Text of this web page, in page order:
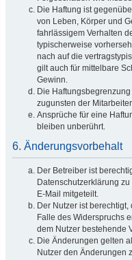
Die Haftung ist
von Leben, Körper und
fahrlässigem Verhalten
typischerweise
nach auf die
gilt auch für mittelbare
Gewinn.
Die
zugunsten der
Ansprüche für eine
bleiben unberührt.
6. Änderungsvorbehalt
Der Betreiber ist
Datenschutzerklärung
E-Mail mitgeteilt.
Der Nutzer ist
Falle des Widerspruchs
dem Nutzer bestehende
Die Änderungen gelten
Nutzer den Änderungen